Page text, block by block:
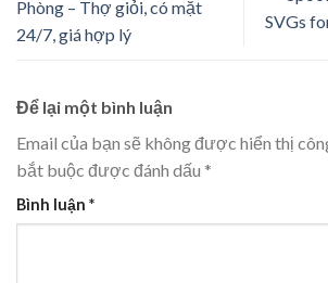
Phòng – Thợ giỏi, có mặt
24/7, giá hợp lý
SVGs
Để lại một bình luận
Email của bạn sẽ không được hiển thị
bắt buộc được đánh dấu *
Bình luận *